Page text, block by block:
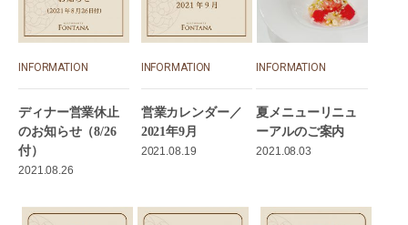
INFORMATION
ディナー営業休止
のお知らせ（8/26
付）
2021.08.26
INFORMATION
営業カレンダー／
2021年9月
2021.08.19
INFORMATION
夏メニューリニュ
ーアルのご案内
2021.08.03